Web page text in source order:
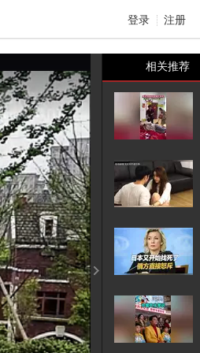
登录 注册
标准
100
相关推荐